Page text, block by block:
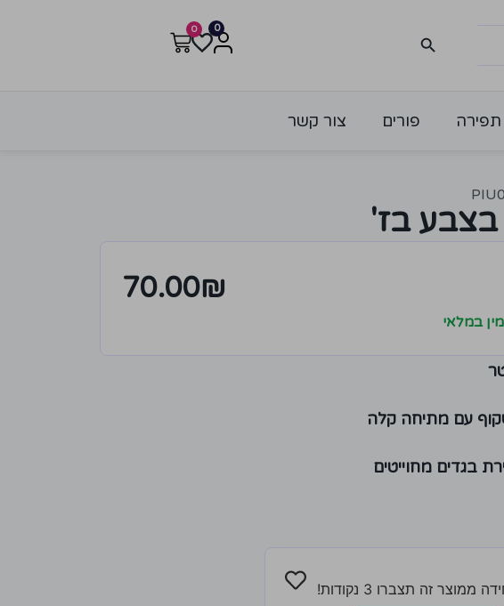
0
0
תפירה פורים צור קשר
בצבע בז'
70.00₪
עם מתיחה קלה
בגדים מחוייטים
ממוצר זה תצברו 3 נקודות!